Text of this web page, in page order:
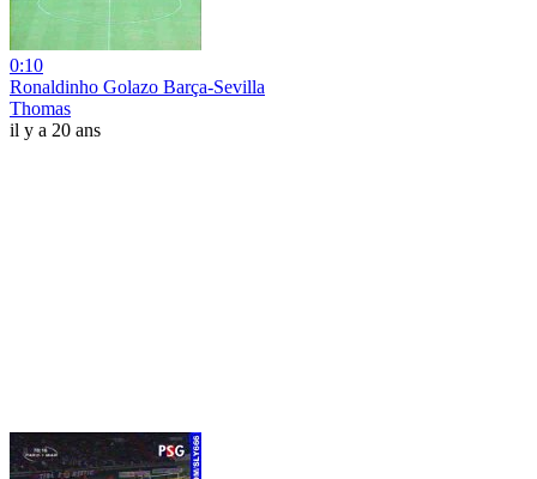
0:10
Ronaldinho Golazo Barça-Sevilla
Thomas
il y a 20 ans